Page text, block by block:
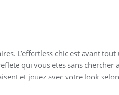
L’effortless chic est avant tout
qui vous êtes sans chercher à
et jouez avec votre look